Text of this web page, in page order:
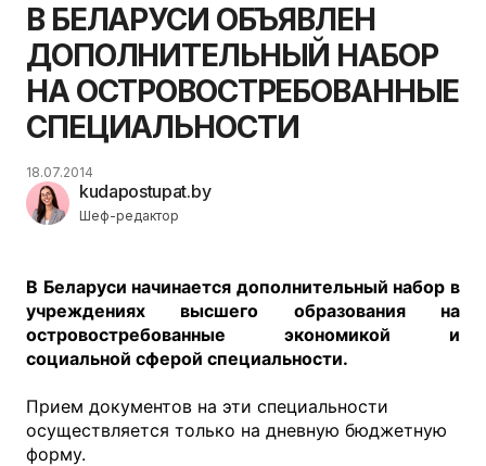
В БЕЛАРУСИ ОБЪЯВЛЕН
ДОПОЛНИТЕЛЬНЫЙ НАБОР
НА ОСТРОВОСТРЕБОВАННЫЕ
СПЕЦИАЛЬНОСТИ
kudapostupat.by
Шеф-редактор
18.07.2014
В Беларуси начинается дополнительный набор в
учреждениях высшего образования на
островостребованные экономикой и
социальной сферой специальности.
Прием документов на эти специальности
осуществляется только на дневную бюджетную
форму.